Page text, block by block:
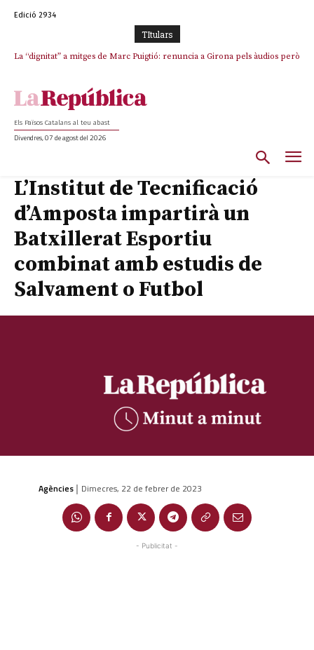
Edició 2934
TItulars
La “dignitat” a mitges de Marc Puigtió: renuncia a Girona pels àudios però
Els Països Catalans al teu abast
Divendres, 07 de agost del 2026
L’Institut de Tecnificació
d’Amposta impartirà un
Batxillerat Esportiu
combinat amb estudis de
Salvament o Futbol
Agències | Dimecres, 22 de febrer de 2023
- Publicitat -